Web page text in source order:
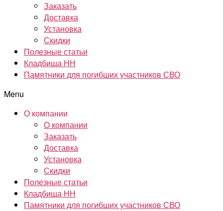
Заказать
Доставка
Установка
Скидки
Полезные статьи
Кладбища НН
Памятники для погибших участников СВО
Menu
О компании
О компании
Заказать
Доставка
Установка
Скидки
Полезные статьи
Кладбища НН
Памятники для погибших участников СВО